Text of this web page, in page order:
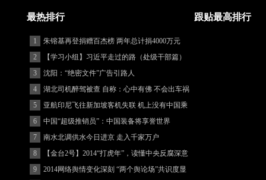
最热排行 跟贴最高排行
1
朱镕基再登捐赠百杰榜 两年总计捐4000万元
2
【学习小组】习近平走过的路（处级干部篇）
3
沈阳：“绝密文件”广告引路人
4
湖北司机醉驾被查 自称：心中有佛 不会出车祸
(图)
5
亚航印尼飞往新加坡客机失联 机上没有中国乘
客
6
中国“超级推销员”：中国装备将享誉世界
7
南水北调供水今日进京 走入千家万户
8
【金台2号】2014“打虎年”，读懂中央反腐深意
9
2014网络舆情变化深刻 “两个舆论场”共识度显